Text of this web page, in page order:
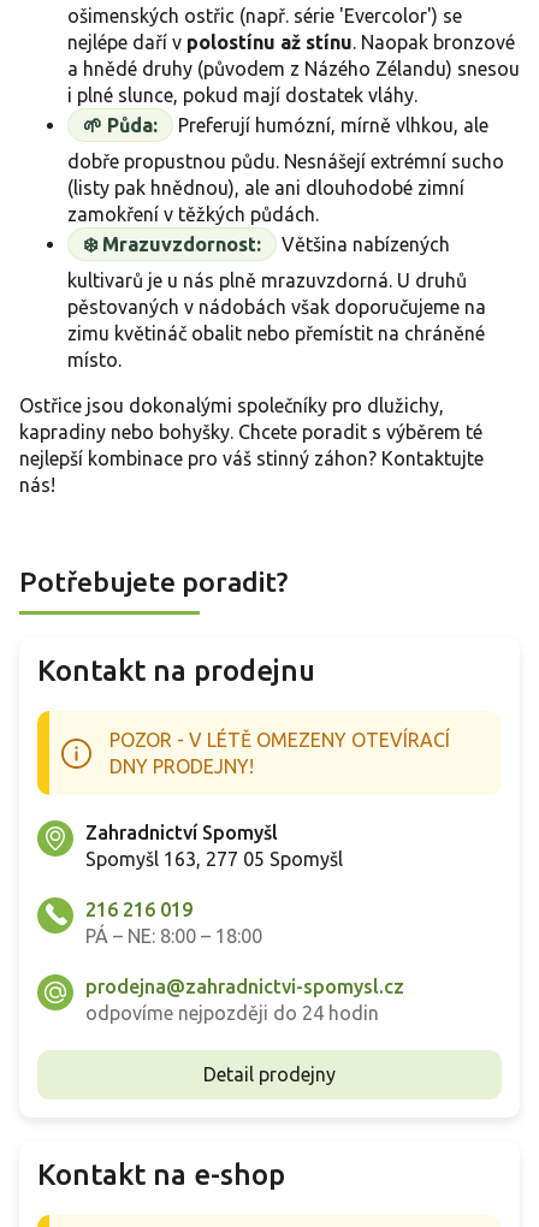
ošimenských ostřic (např. série 'Evercolor') se
nejlépe daří v polostínu až stínu. Naopak bronzové
a hnědé druhy (původem z Názého Zélandu) snesou
i plné slunce, pokud mají dostatek vláhy.
🌱 Půda:
Preferují humózní, mírně vlhkou, ale
dobře propustnou půdu. Nesnášejí extrémní sucho
(listy pak hnědnou), ale ani dlouhodobé zimní
zamokření v těžkých půdách.
❄️ Mrazuvzdornost:
Většina nabízených
kultivarů je u nás plně mrazuvzdorná. U druhů
pěstovaných v nádobách však doporučujeme na
zimu květináč obalit nebo přemístit na chráněné
místo.
Ostřice jsou dokonalými společníky pro dlužichy,
kapradiny nebo bohyšky. Chcete poradit s výběrem té
nejlepší kombinace pro váš stinný záhon? Kontaktujte
nás!
Potřebujete poradit?
Kontakt na prodejnu
POZOR - V LÉTĚ OMEZENY OTEVÍRACÍ
DNY PRODEJNY!
Zahradnictví Spomyšl
Spomyšl 163, 277 05 Spomyšl
216 216 019
PÁ – NE: 8:00 – 18:00
prodejna@zahradnictvi-spomysl.cz
odpovíme nejpozději do 24 hodin
Detail prodejny
Kontakt na e-shop